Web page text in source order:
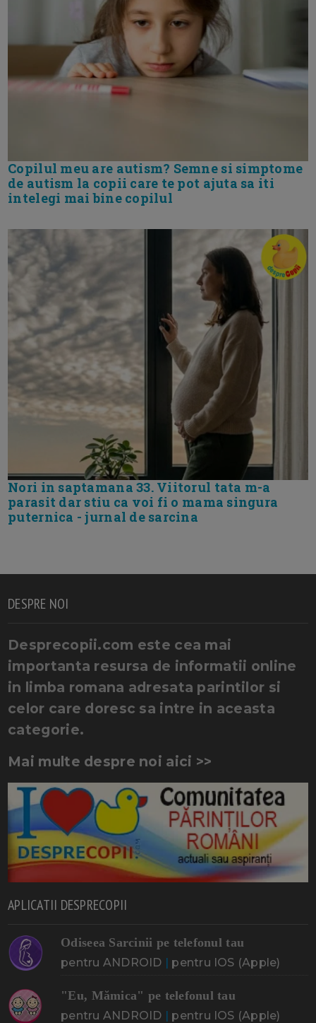
Copilul meu are autism? Semne si simptome
de autism la copii care te pot ajuta sa iti
intelegi mai bine copilul
Nori in saptamana 33. Viitorul tata m-a
parasit dar stiu ca voi fi o mama singura
puternica - jurnal de sarcina
DESPRE NOI
Desprecopii.com este cea mai
importanta resursa de informatii online
in limba romana adresata parintilor si
celor care doresc sa intre in aceasta
categorie.
Mai multe despre noi aici >>
APLICATII DESPRECOPII
Odiseea Sarcinii pe telefonul tau
pentru ANDROID | pentru IOS (Apple)
"Eu, Mămica" pe telefonul tau
pentru ANDROID | pentru IOS (Apple)